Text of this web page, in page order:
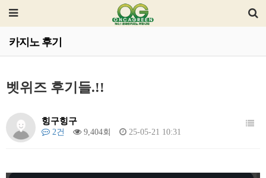
카지노 후기
벳위즈 후기들.!!
힝구힝구
2건 9,404회 25-05-21 10:31